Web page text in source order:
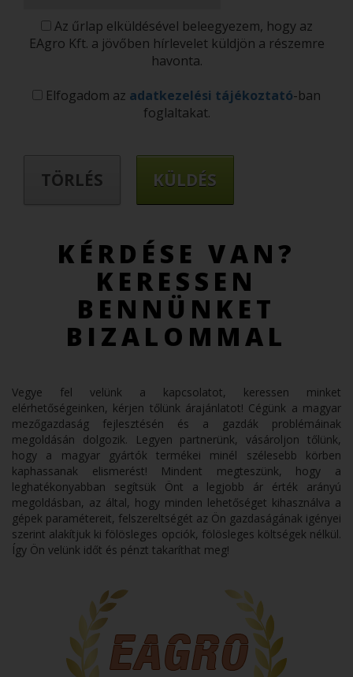
Az űrlap elküldésével beleegyezem, hogy az
EAgro Kft. a jövőben hírlevelet küldjön a részemre
havonta.
Elfogadom az adatkezelési tájékoztató-ban
foglaltakat.
KÉRDÉSE VAN?
KERESSEN
BENNÜNKET
BIZALOMMAL
Vegye fel velünk a kapcsolatot, keressen minket
elérhetőségeinken, kérjen tőlünk árajánlatot! Cégünk a magyar
mezőgazdaság fejlesztésén és a gazdák problémáinak
megoldásán dolgozik. Legyen partnerünk, vásároljon tőlünk,
hogy a magyar gyártók termékei minél szélesebb körben
kaphassanak elismerést! Mindent megteszünk, hogy a
leghatékonyabban segítsük Önt a legjobb ár érték arányú
megoldásban, az által, hogy minden lehetőséget kihasználva a
gépek paramétereit, felszereltségét az Ön gazdaságának igényei
szerint alakítjuk ki fölösleges opciók, fölösleges költségek nélkül.
Így Ön velünk időt és pénzt takaríthat meg!